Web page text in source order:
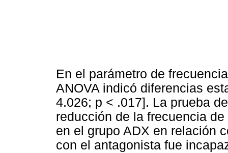
En el parámetro de
ANOVA indicó diferencias
4.026; p < .017]. La prueba
reducción de la frecuencia
en el grupo ADX en relación
con el antagonista fue